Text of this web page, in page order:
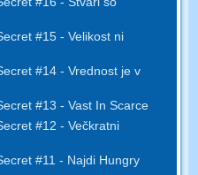
#15 - Velikost ni
#14 - Vrednost je v
#13 - Vast In Scarce
#12 - Večkratni
#11 - Najdi Hungry